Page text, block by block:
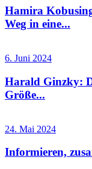
Hamira
Weg in eine...
6. Juni 2024
Harald Ginzky:
Größe...
24. Mai 2024
Informieren,